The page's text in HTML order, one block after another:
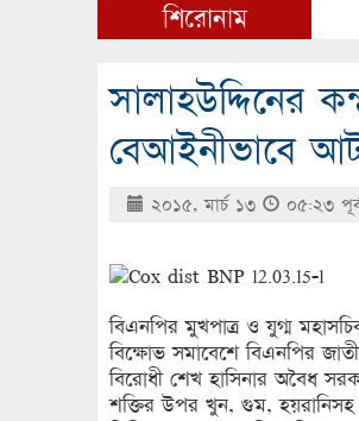
শিরোনাম
সালাহউদ্দিনের
বেআইনীভাবে
২০১৫, মার্চ ১৩ ০৫:২৩
বিএনপির মুখপাত্র ও যুগ্ম
বিক্ষোভ সমাবেশে বিএনপির
বিরোধী শেখ হাসিনার অবৈধ
শক্তির উপর খুন, গুম, হয়রানিসহ